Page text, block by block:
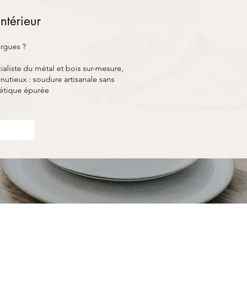
?
du métal et bois sur-mesure,
: soudure artisanale sans
épurée